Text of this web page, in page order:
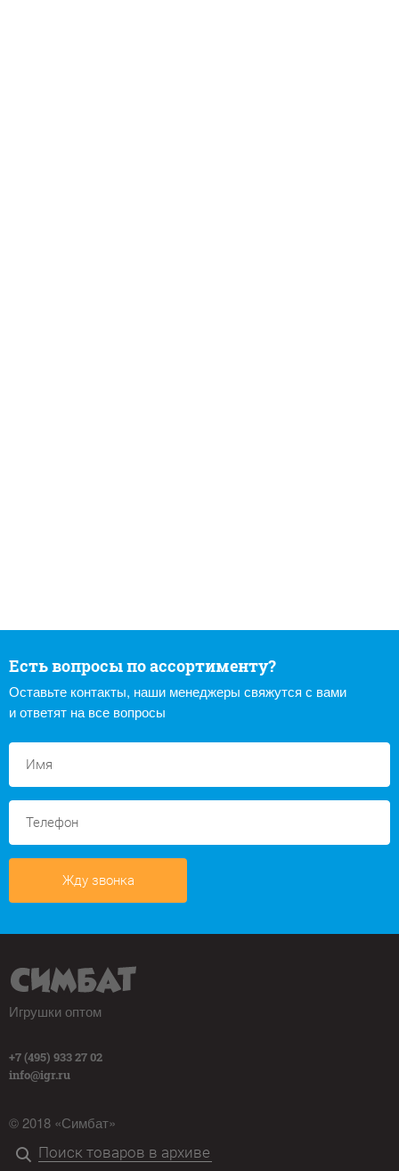
Есть вопросы по ассортименту?
Оставьте контакты, наши менеджеры свяжутся с вами
и ответят на все вопросы
Жду звонка
Игрушки оптом
+7 (495) 933 27 02
info@igr.ru
© 2018 «Симбат»